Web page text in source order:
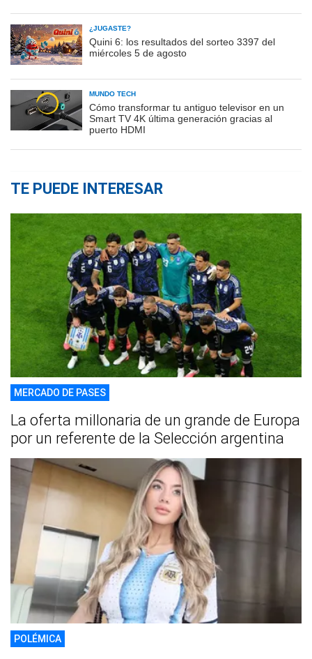
¿JUGASTE?
Quini 6: los resultados del sorteo 3397 del
miércoles 5 de agosto
MUNDO TECH
Cómo transformar tu antiguo televisor en un
Smart TV 4K última generación gracias al
puerto HDMI
TE PUEDE INTERESAR
MERCADO DE PASES
La oferta millonaria de un grande de Europa
por un referente de la Selección argentina
POLÉMICA